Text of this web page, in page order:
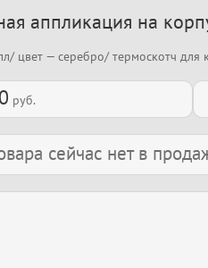
аппликация на
цвет — серебро/ термоскотч для
руб.
сейчас нет в